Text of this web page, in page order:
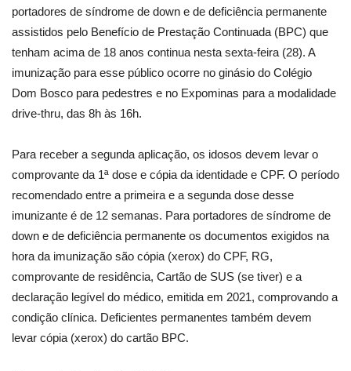
portadores de síndrome de down e de deficiência permanente
assistidos pelo Benefício de Prestação Continuada (BPC) que
tenham acima de 18 anos continua nesta sexta-feira (28). A
imunização para esse público ocorre no ginásio do Colégio
Dom Bosco para pedestres e no Expominas para a modalidade
drive-thru, das 8h às 16h.
Para receber a segunda aplicação, os idosos devem levar o
comprovante da 1ª dose e cópia da identidade e CPF. O período
recomendado entre a primeira e a segunda dose desse
imunizante é de 12 semanas. Para portadores de síndrome de
down e de deficiência permanente os documentos exigidos na
hora da imunização são cópia (xerox) do CPF, RG,
comprovante de residência, Cartão de SUS (se tiver) e a
declaração legível do médico, emitida em 2021, comprovando a
condição clínica. Deficientes permanentes também devem
levar cópia (xerox) do cartão BPC.